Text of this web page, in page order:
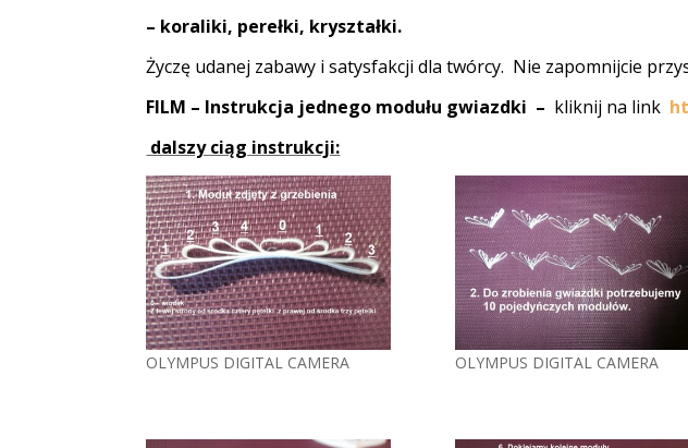
– koraliki, perełki, kryształki.
Życzę udanej zabawy i satysfakcji dla twórcy. Nie zapomnijcie
FILM – Instrukcja jednego modułu gwiazdki – kliknij na link
dalszy ciąg instrukcji:
OLYMPUS DIGITAL CAMERA OLYMPUS DIGITAL CAMERA